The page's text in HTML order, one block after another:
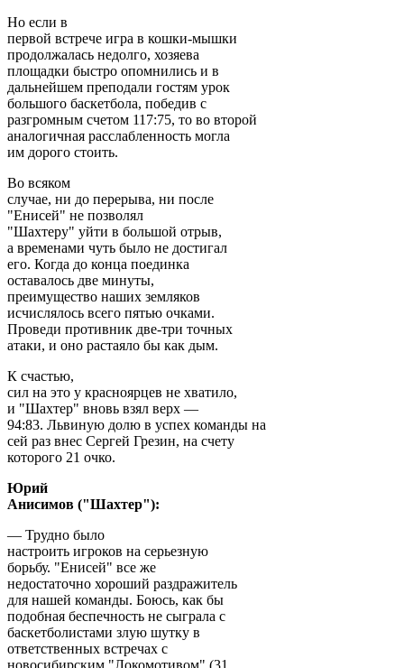
Но если в
первой встрече игра в кошки-мышки
продолжалась недолго, хозяева
площадки быстро опомнились и в
дальнейшем преподали гостям урок
большого баскетбола, победив с
разгромным счетом 117:75, то во второй
аналогичная расслабленность могла
им дорого стоить.
Во всяком
случае, ни до перерыва, ни после
"Енисей" не позволял
"Шахтеру" уйти в большой отрыв,
а временами чуть было не достигал
его. Когда до конца поединка
оставалось две минуты,
преимущество наших земляков
исчислялось всего пятью очками.
Проведи противник две-три точных
атаки, и оно растаяло бы как дым.
К счастью,
сил на это у красноярцев не хватило,
и "Шахтер" вновь взял верх —
94:83. Львиную долю в успех команды на
сей раз внес Сергей Грезин, на счету
которого 21 очко.
Юрий
Анисимов ("Шахтер"):
— Трудно было
настроить игроков на серьезную
борьбу. "Енисей" все же
недостаточно хороший раздражитель
для нашей команды. Боюсь, как бы
подобная беспечность не сыграла с
баскетболистами злую шутку в
ответственных встречах с
новосибирским "Локомотивом" (31